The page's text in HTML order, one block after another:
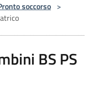
soccorso >
BS PS